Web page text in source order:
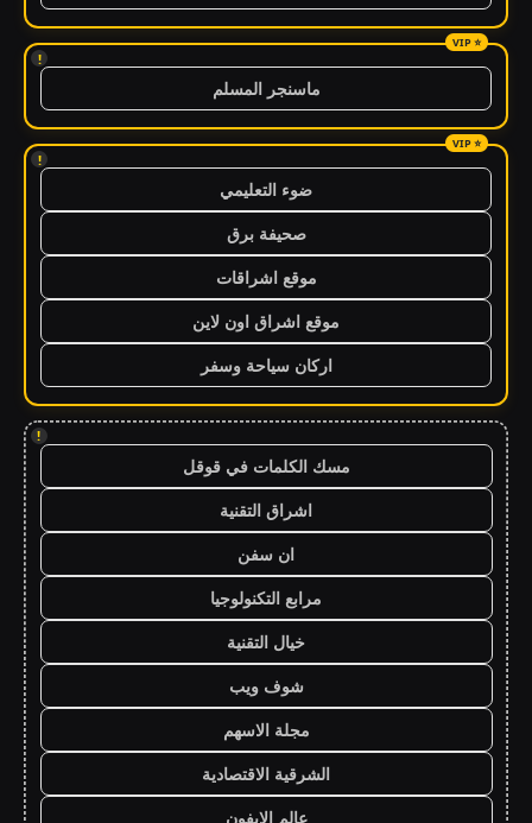
!
ماسنجر المسلم
!
ضوء التعليمي
صحيفة برق
موقع اشراقات
موقع اشراق اون لاين
اركان سياحة وسفر
!
مسك الكلمات في قوقل
اشراق التقنية
ان سفن
مرابع التكنولوجيا
خيال التقنية
شوف ويب
مجلة الاسهم
الشرقية الاقتصادية
عالم الايفون